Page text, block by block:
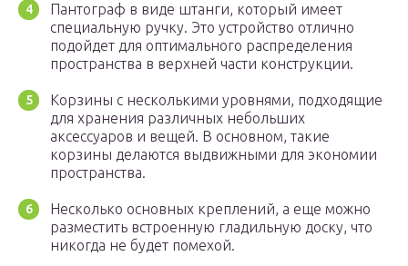
Пантограф в виде штанги, который имеет
специальную ручку. Это устройство отлично
подойдет для оптимального распределения
пространства в верхней части конструкции.
Корзины с несколькими уровнями, подходящие
для хранения различных небольших
аксессуаров и вещей. В основном, такие
корзины делаются выдвижными для экономии
пространства.
Несколько основных креплений, а еще можно
разместить встроенную гладильную доску, что
никогда не будет помехой.